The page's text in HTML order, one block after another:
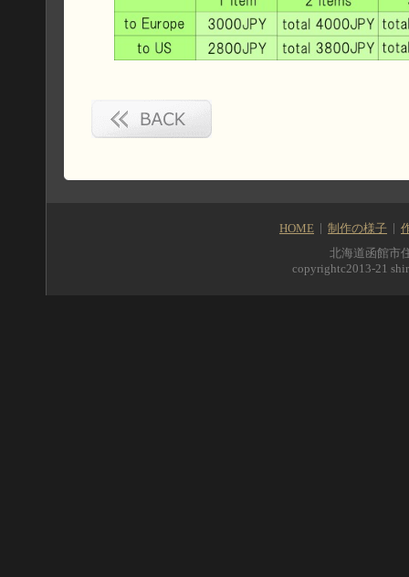
HOME 制作の様子
北海道函館市
copyrightc2013-21